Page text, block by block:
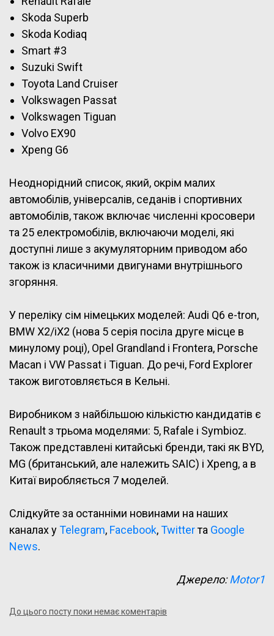
Skoda Superb
Skoda Kodiaq
Smart #3
Suzuki Swift
Toyota Land Cruiser
Volkswagen Passat
Volkswagen Tiguan
Volvo EX90
Xpeng G6
Неоднорідний список, який, окрім малих
автомобілів, універсалів, седанів і спортивних
автомобілів, також включає численні кросовери
та 25 електромобілів, включаючи моделі, які
доступні лише з акумуляторним приводом або
також із класичними двигунами внутрішнього
згоряння.
У переліку сім німецьких моделей: Audi Q6 e-tron,
BMW X2/iX2 (нова 5 серія посіла друге місце в
минулому році), Opel Grandland і Frontera, Porsche
Macan і VW Passat і Tiguan. До речі, Ford Explorer
також виготовляється в Кельні.
Виробником з найбільшою кількістю кандидатів є
Renault з трьома моделями: 5, Rafale і Symbioz.
Також представлені китайські бренди, такі як BYD,
MG (британський, але належить SAIC) і Xpeng, а в
Китаї виробляється 7 моделей.
Слідкуйте за останніми новинами на наших
каналах уTelegram, Facebook,Twitterта Google
News.
Джерело:Motor1
До цього посту поки немає коментарів